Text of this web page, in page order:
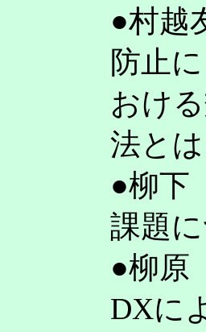
●村越
防止
おけ
法と
●柳下
課題
●柳原
DXに